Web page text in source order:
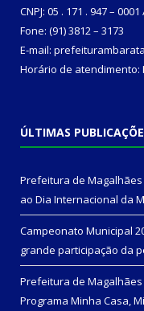
CNPJ: 05 . 171 . 947 – 0001
Fone: (91) 3812 – 3173
E-mail:
Horário de atendimento:
ÚLTIMAS
Prefeitura de
ao Dia Internacional da
Campeonato Municipal
grande participação da
Prefeitura de
Programa Minha Casa,